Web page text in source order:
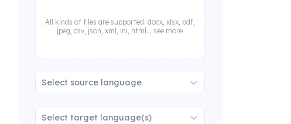
All kinds of files are supported: docx, xlsx, pdf,
jpeg, csv, json, xml, ini, html... see more
Select source language
Select target language(s)